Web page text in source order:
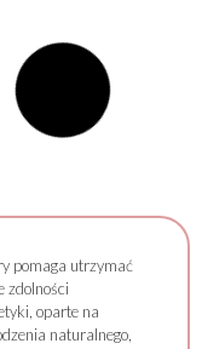
pomaga utrzymać
zdolności
oparte na
naturalnego,